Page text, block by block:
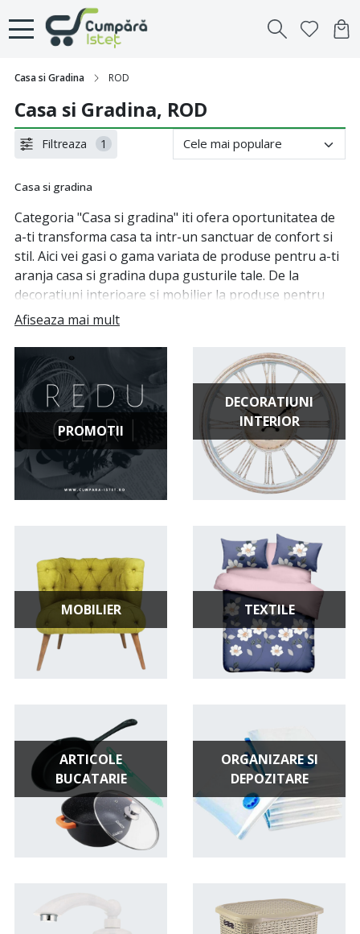
Casa si Gradina ROD
Casa si Gradina, ROD
Filtreaza 1
Casa si gradina
Categoria "Casa si gradina" iti ofera oportunitatea de
a-ti transforma casa ta intr-un sanctuar de confort si
stil. Aici vei gasi o gama variata de produse pentru a-ti
aranja casa si gradina dupa gusturile tale. De la
decoratiuni interioare si mobilier la produse pentru
ingrijirea gradinii, vei gasi tot ce ai nevoie pentru a-ti
designul de interior si exterior si alege produsele care
se potrivesc stilului tau si nevoilor tale. In aceasta
categorie poti gasi atat produse de calitate cat si
optiuni accesibile pentru a-ti aranja casa si gradina
fara a cheltui o avere. Intra acum in categoria "Casa si
gradina" si descopera produsele noastre. Fii istet si
cumpara istet!
Afiseaza mai mult
PROMOTII
DECORATIUNI
INTERIOR
MOBILIER TEXTILE
ARTICOLE
BUCATARIE
ORGANIZARE SI
DEPOZITARE